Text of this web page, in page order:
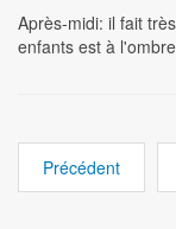
Après-midi: il fait
enfants est à
Précédent